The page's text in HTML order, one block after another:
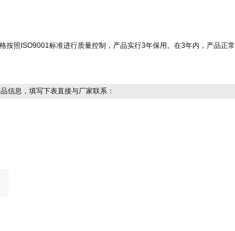
按照ISO9001标准进行质量控制，产品实行3年保用。在3年内，产品正常
信息，填写下表直接与厂家联系：